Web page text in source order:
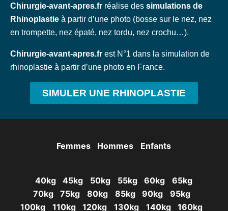
Chirurgie-avant-apres.fr réalise des simulations de
Rhinoplastie à partir d’une photo (bosse sur le nez, nez
en trompette, nez épaté, nez tordu, nez crochu…).
Chirurgie-avant-apres.fr est N°1 dans la simulation de
rhinoplastie à partir d’une photo en France.
SIMULER UNE RHINOPLASTIE
Femmes Hommes Enfants
40kg 45kg 50kg 55kg 60kg
65kg
70kg
75kg 80kg 85kg 90kg
95kg
100kg
110kg 120kg 130kg 140kg 160kg